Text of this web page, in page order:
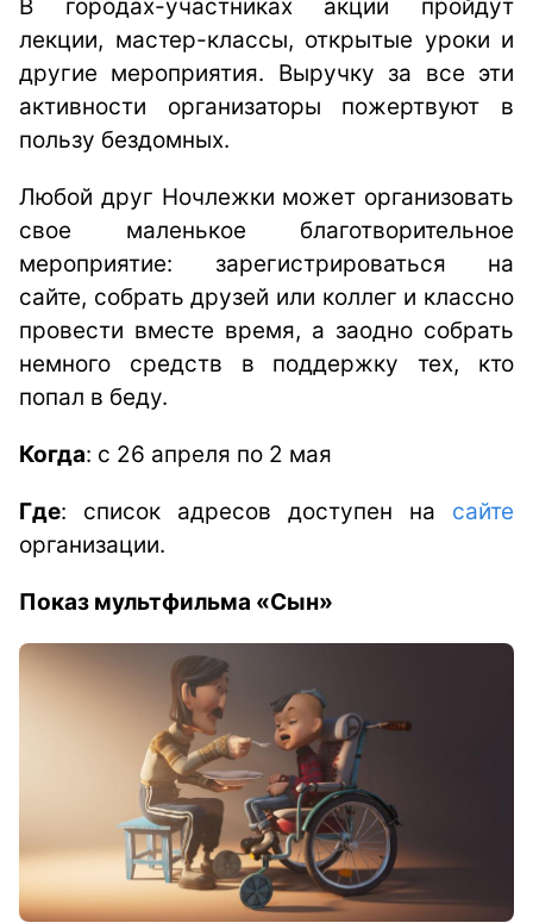
В городах-участниках акции пройдут
лекции, мастер-классы, открытые уроки и
другие мероприятия. Выручку за все эти
активности организаторы пожертвуют в
пользу бездомных.
Любой друг Ночлежки может организовать
свое маленькое благотворительное
мероприятие: зарегистрироваться на
сайте, собрать друзей или коллег и классно
провести вместе время, а заодно собрать
немного средств в поддержку тех, кто
попал в беду.
Когда: с 26 апреля по 2 мая
Где: список адресов доступен на сайте
организации.
Показ мультфильма «Сын»